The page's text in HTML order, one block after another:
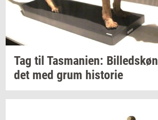
Tag til Tas­ma­ni­en: Bil­leds­køn
det med grum hi­sto­rie